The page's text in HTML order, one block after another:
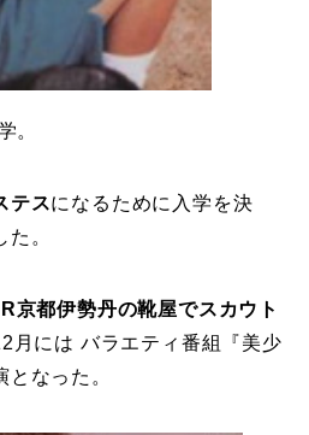
。
テスになるために入学を決
。
R京都伊勢丹の靴屋でスカウト
月には バラエティ番組『美少
なった。